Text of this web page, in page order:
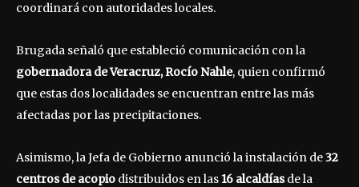
coordinará con autoridades locales.
Brugada señaló que estableció comunicación con la
gobernadora de Veracruz, Rocío Nahle, quien confirmó
que estas dos localidades se encuentran entre las más
afectadas por las precipitaciones.
Asimismo, la Jefa de Gobierno anunció la instalación de32
centros de acopio distribuidos en las 16 alcaldíasde la